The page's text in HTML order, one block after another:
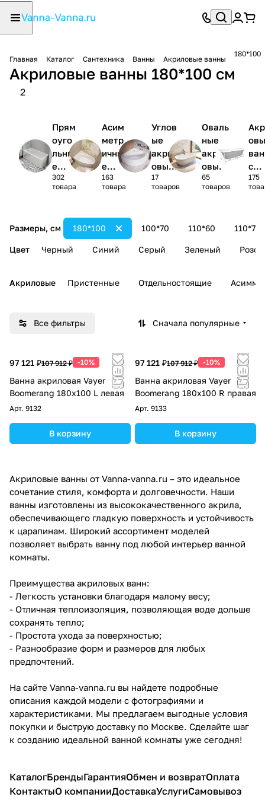
Главная Каталог Сантехника Ванны Акриловые ванны
180*100
Акриловые ванны 180*100 см
2
Прям
оуго
льны
е
акри
ловы
ванн
ы
302
товара
Асим
метр
ичны
е
акри
ловы
ванн
ы
163
товара
Углов
ые
акрил
овые
ванны
1/4
17
товаров
Оваль
ные
акрил
овые
ванны
65
товаров
с
сом
)
175
Размеры, см 100*70 110*60 110*70
180*100
Цвет Черный Синий Серый Зеленый
Акриловые Пристенные Отдельностоящие
Все фильтры Сначала популярные
97 121 ₽107 912 ₽ -10%
Ванна акриловая Vayer
Boomerang 180x100 L левая
Арт. 9132
В корзину
97 121 ₽107 912 ₽ -10%
Ванна акриловая Vayer
Boomerang 180x100 R правая
Арт. 9133
В корзину
Акриловые ванны от Vanna-vanna.ru – это идеальное
сочетание стиля, комфорта и долговечности. Наши
ванны изготовлены из высококачественного акрила,
обеспечивающего гладкую поверхность и устойчивость
к царапинам. Широкий ассортимент моделей
позволяет выбрать ванну под любой интерьер ванной
комнаты.
Преимущества акриловых ванн:
- Легкость установки благодаря малому весу;
- Отличная теплоизоляция, позволяющая воде дольше
сохранять тепло;
- Простота ухода за поверхностью;
- Разнообразие форм и размеров для любых
предпочтений.
На сайте Vanna-vanna.ru вы найдете подробные
описания каждой модели с фотографиями и
характеристиками. Мы предлагаем выгодные условия
покупки и быструю доставку по Москве. Сделайте шаг
к созданию идеальной ванной комнаты уже сегодня!
КаталогБрендыГарантияОбмен и возвратОплата
КонтактыО компанииДоставкаУслугиСамовывоз